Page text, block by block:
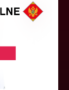
RFS
kārtā
ar